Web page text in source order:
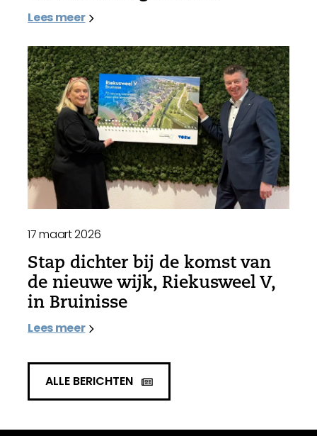
Lees meer
17 maart 2026
Stap dichter bij de komst van
de nieuwe wijk, Riekusweel V,
in Bruinisse
Lees meer
ALLE BERICHTEN